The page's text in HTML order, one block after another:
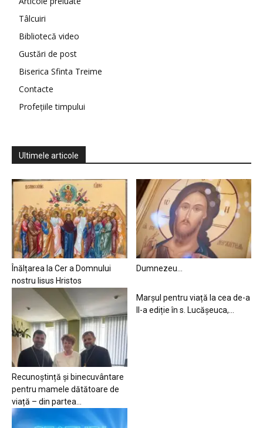
Tâlcuiri
Bibliotecă video
Gustări de post
Biserica Sfinta Treime
Contacte
Profețiile timpului
Ultimele articole
Înălțarea la Cer a Domnului
nostru Iisus Hristos
Dumnezeu…
Recunoștință și binecuvântare
pentru mamele dătătoare de
viață – din partea...
Marșul pentru viață la cea de-a
II-a ediție în s. Lucășeuca,...